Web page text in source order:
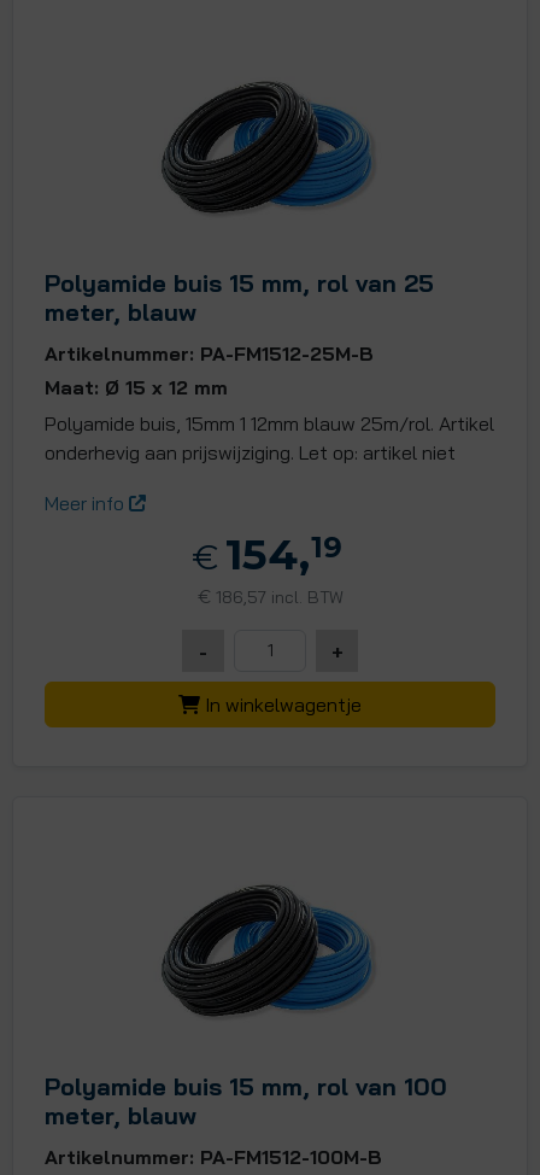
Polyamide buis 15 mm, rol van 25
meter, blauw
Artikelnummer: PA-FM1512-25M-B
Maat: Ø 15 x 12 mm
Polyamide buis, 15mm 1 12mm blauw 25m/rol. Artikel
onderhevig aan prijswijziging. Let op: artikel niet
Meer info
€ 154,19
€ 186,57 incl. BTW
- +
In winkelwagentje
Polyamide buis 15 mm, rol van 100
meter, blauw
Artikelnummer: PA-FM1512-100M-B